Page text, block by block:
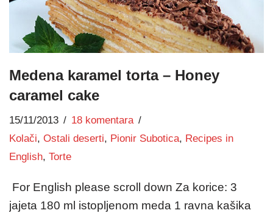
Medena karamel torta – Honey
caramel cake
15/11/2013
18 komentara
Kolači, Ostali deserti, Pionir Subotica, Recipes in
English, Torte
For English please scroll down Za korice: 3
jajeta 180 ml istopljenom meda 1 ravna kašika